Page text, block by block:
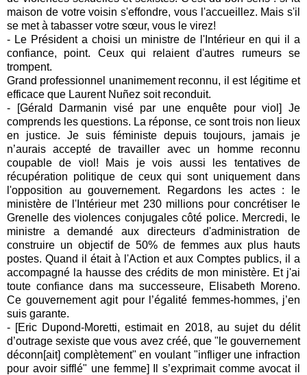
maison de votre voisin s'effondre, vous l'accueillez. Mais s'il
se met à tabasser votre sœur, vous le virez!
- Le Président a choisi un ministre de l'Intérieur en qui il a
confiance, point. Ceux qui relaient d'autres rumeurs se
trompent.
Grand professionnel unanimement reconnu, il est légitime et
efficace que Laurent Nuñez soit reconduit.
- [Gérald Darmanin visé par une enquête pour viol] Je
comprends les questions. La réponse, ce sont trois non lieux
en justice. Je suis féministe depuis toujours, jamais je
n’aurais accepté de travailler avec un homme reconnu
coupable de viol! Mais je vois aussi les tentatives de
récupération politique de ceux qui sont uniquement dans
l'opposition au gouvernement. Regardons les actes : le
ministère de l'Intérieur met 230 millions pour concrétiser le
Grenelle des violences conjugales côté police. Mercredi, le
ministre a demandé aux directeurs d'administration de
construire un objectif de 50% de femmes aux plus hauts
postes. Quand il était à l'Action et aux Comptes publics, il a
accompagné la hausse des crédits de mon ministère. Et j'ai
toute confiance dans ma successeure, Elisabeth Moreno.
Ce gouvernement agit pour l’égalité femmes-hommes, j’en
suis garante.
- [Eric Dupond-Moretti, estimait en 2018, au sujet du délit
d’outrage sexiste que vous avez créé, que "le gouvernement
déconn[ait] complètement" en voulant "infliger une infraction
pour avoir sifflé" une femme] Il s’exprimait comme avocat il